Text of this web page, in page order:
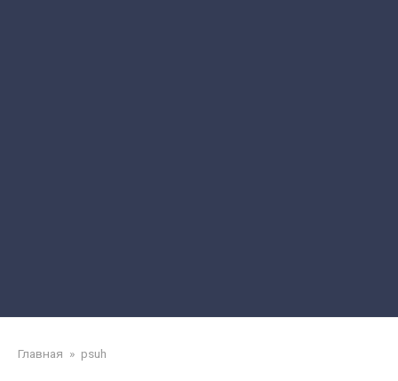
Главная » psuh